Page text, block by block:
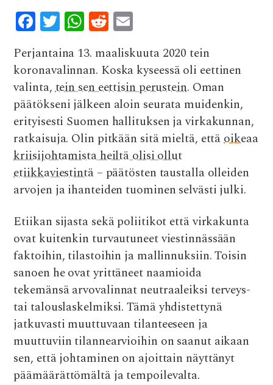
F
ac
e
b
o
o
k
T
w
it
te
r
W
h
at
s
A
p
p
R
e
d
di
t
ai
l
Perjantaina 13. maaliskuuta 2020 tein
koronavalinnan. Koska kyseessä oli eettinen
valinta,tein sen eettisin perustein. Oman
päätökseni jälkeen aloin seurata muidenkin,
erityisesti Suomen hallituksen ja virkakunnan,
ratkaisuja. Olin pitkään sitä mieltä, ettäoikeaa
kriisijohtamista heiltä olisi ollut
etiikkaviestintä– päätösten taustalla olleiden
arvojen ja ihanteiden tuominen selvästi julki.
Etiikan sijasta sekä poliitikot että virkakunta
ovat kuitenkin turvautuneet viestinnässään
faktoihin, tilastoihin ja mallinnuksiin. Toisin
sanoen he ovat yrittäneet naamioida
tekemänsä arvovalinnat neutraaleiksi terveys-
tai talouslaskelmiksi. Tämä yhdistettynä
jatkuvasti muuttuvaan tilanteeseen ja
muuttuviin tilannearvioihin on saanut aikaan
sen, että johtaminen on ajoittain näyttänyt
päämäärättömältä ja tempoilevalta.